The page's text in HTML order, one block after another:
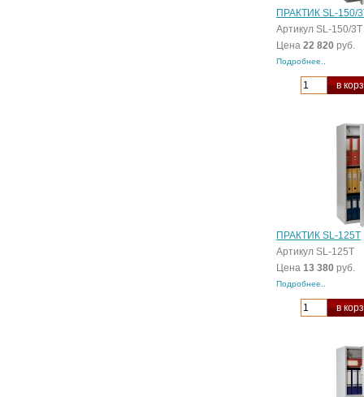
ПРАКТИК SL-150/
Артикул SL-150/
Цена 22 820 руб.
Подробнее..
в
ПРАКТИК SL-125Т
Артикул SL-125Т
Цена 13 380 руб.
Подробнее..
в